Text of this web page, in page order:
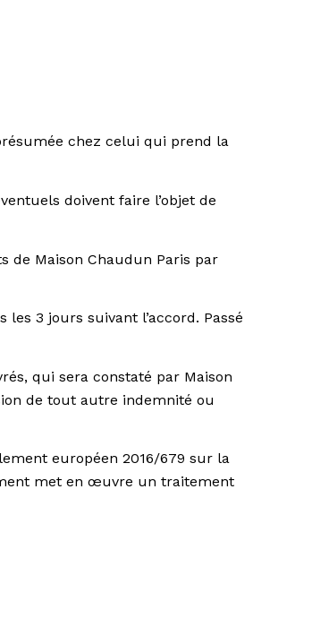
chez celui qui prend la
doivent faire l’objet de
de Maison Chaudun Paris par
3 jours suivant l’accord. Passé
qui sera constaté par Maison
de tout autre indemnité ou
européen 2016/679 sur la
met en œuvre un traitement